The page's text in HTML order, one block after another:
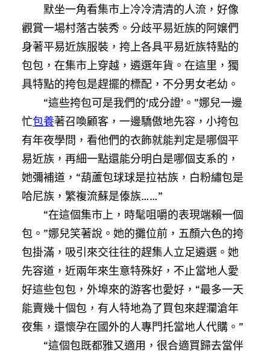
默坐一角看集市上冷冷清清的人流，好像
觀賞一場村落古裝秀。分歧平易近族的阿嬢們
身著平易近族服裝，挎上各具平易近族特點的
包包，在集市上穿越，遴選年貨。在這里，獨
具特點的挎包是趕擺的標配，不分男女老幼。
“這些挎包可是我們的‘成分證’。”娜兒一邊
忙包養著召喚顧客，一邊驕傲地先容，小挎包
有年夜學問，看他們的衣飾就能判定是哪個平
易近族，再細一點還能分明白是哪個支系的，
她彌補道，“葫蘆包球球是拉祜族，白粉繡包是
哈尼族，繁複流蘇是傣族……”
“在這個集市上，時髦咀嚼的表現端賴一個
包。”娜兒笑著說。她的攤位前，五顏六色的挎
包掛滿，吸引來交往往的趕集人立足遴選。她
先容道，近兩年來生意特殊好，不止當地人愛
好這些包包，外埠來的游客也愛好，“最多一天
能賣幾十個包，有人特地為了買包來趕瀾滄年
夜集，還懷孕在國外的人專門托當地人代購。”
“這個包既都雅又適用，很合適買歸去當伴